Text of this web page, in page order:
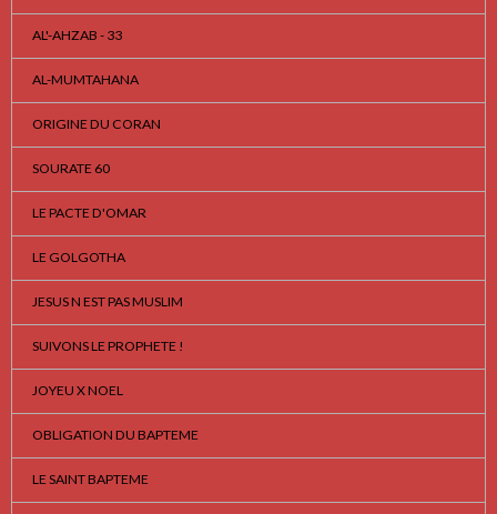
AL'-AHZAB - 33
AL-MUMTAHANA
ORIGINE DU CORAN
SOURATE 60
LE PACTE D'OMAR
LE GOLGOTHA
JESUS N EST PAS MUSLIM
SUIVONS LE PROPHETE !
JOYEU X NOEL
OBLIGATION DU BAPTEME
LE SAINT BAPTEME